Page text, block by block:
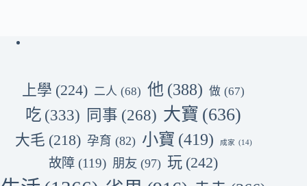
上學 (224) 二人 (68) 他 (388) 做 (67)
吃 (333) 同事 (268) 大寶 (636)
大毛 (218) 孕育 (82) 小寶 (419) 成家 (14)
故障 (119) 朋友 (97) 玩 (242)